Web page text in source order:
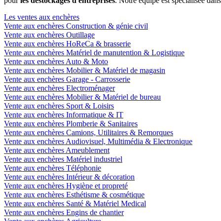
Les ventes aux enchères
Vente aux enchères Construction & génie civil
Vente aux enchères Outillage
Vente aux enchères HoReCa & brasserie
Vente aux enchères Matériel de manutention & Logistique
Vente aux enchères Auto & Moto
Vente aux enchères Mobilier & Matériel de magasin
Vente aux enchères Garage - Carrosserie
Vente aux enchères Electroménager
Vente aux enchères Mobilier & Matériel de bureau
Vente aux enchères Sport & Loisirs
Vente aux enchères Informatique & IT
Vente aux enchères Plomberie & Sanitaires
Vente aux enchères Camions, Utilitaires & Remorques
Vente aux enchères Audiovisuel, Multimédia & Electronique
Vente aux enchères Ameublement
Vente aux enchères Matériel industriel
Vente aux enchères Téléphonie
Vente aux enchères Intérieur & décoration
Vente aux enchères Hygiène et propreté
Vente aux enchères Esthétisme & cosmétique
Vente aux enchères Santé & Matériel Medical
Vente aux enchères Engins de chantier